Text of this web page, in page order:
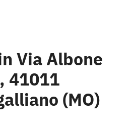
Via Albone
41011
(MO)